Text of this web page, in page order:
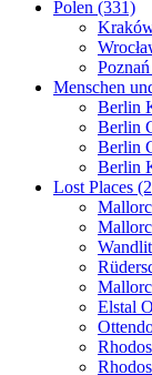
Polen (331)
Menschen
Berlin
Berlin
Berlin
Berlin
Lost Places
Elstal